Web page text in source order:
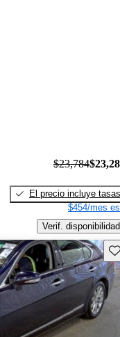
$23,784
El precio incluye tasas
$454/mes
Verif. disponibilidad